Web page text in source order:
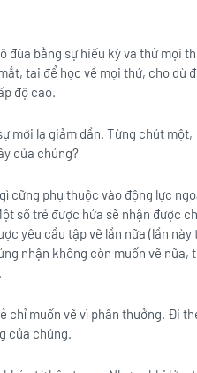
đùa bằng sự hiếu kỳ và thử mọi
tai để học về mọi thứ, cho dù
độ cao.
mới lạ giảm dần. Từng chút một,
của chúng?
cững phụ thuộc vào động lực
số trẻ được hứa sẽ nhận được
yêu cầu tập vẽ lần nữa (lần này
nhận không còn muốn vẽ nữa,
chỉ muốn vẽ vì phần thưởng. Đi
của chúng.